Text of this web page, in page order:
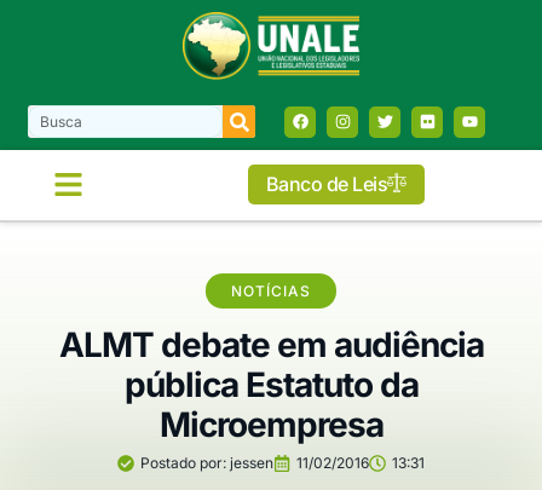
Banco de Leis
NOTÍCIAS
ALMT debate em audiência
pública Estatuto da
Microempresa
Postado por: jessen 11/02/2016 13:31